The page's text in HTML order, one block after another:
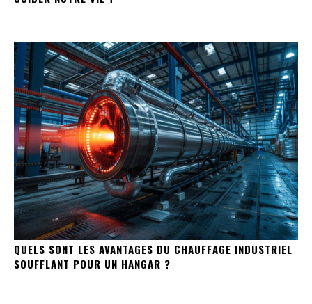
QUELS SONT LES AVANTAGES DU CHAUFFAGE INDUSTRIEL
SOUFFLANT POUR UN HANGAR ?